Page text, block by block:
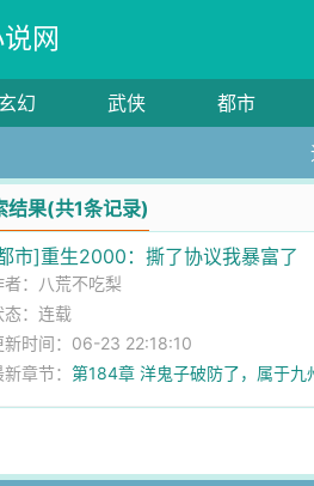
网
玄幻 武侠 都市
结果(共1条记录)
市]重生2000：撕了协议我暴富了
： 八荒不吃梨
态：连载
新时间：06-23 22:18:10
新章节：第184章 洋鬼子破防了，属于九